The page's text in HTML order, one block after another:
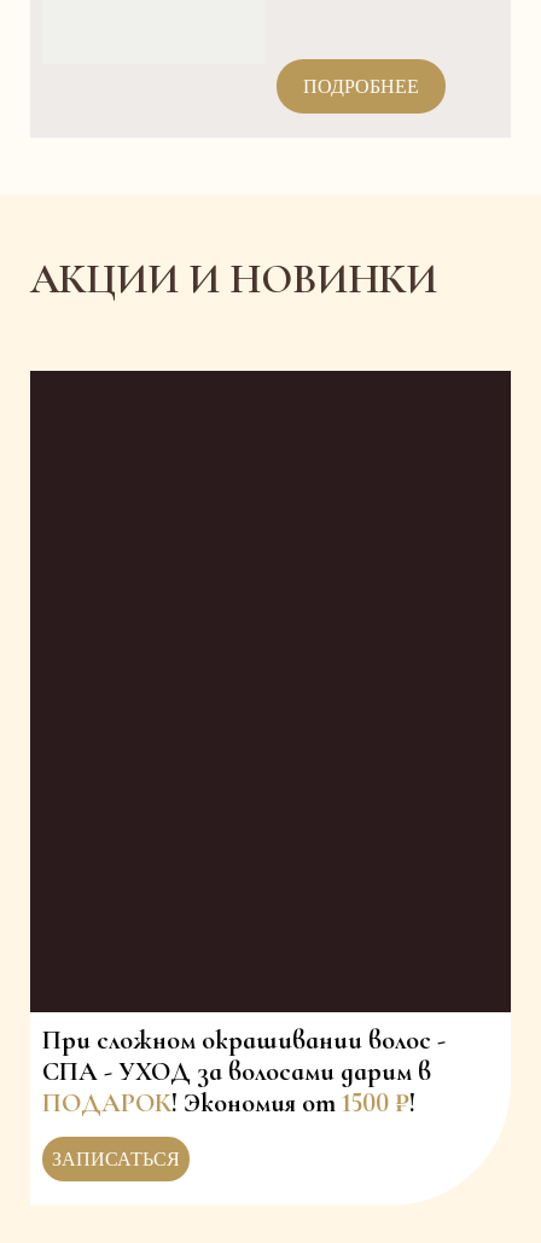
ПОДРОБНЕЕ
АКЦИИ И НОВИНКИ
При сложном окрашивании волос -
СПА - УХОД за волосами дарим в
ПОДАРОК! Экономия от 1500 ₽!
ЗАПИСАТЬСЯ